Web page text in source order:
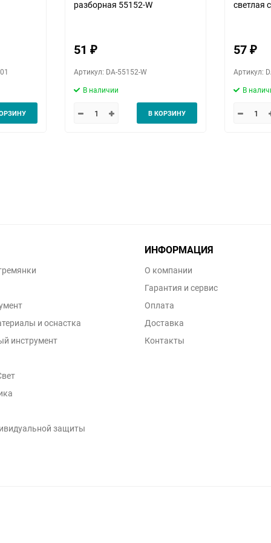
разборная 55152-W
51 ₽
Артикул: DA-55152-W
В наличии
В КОРЗИНУ
светлая
57 ₽
Артикул:
В
и оснастка
инструмент
защиты
ИНФОРМАЦИЯ
О компании
Гарантия и сервис
Оплата​
Доставка
Контакты